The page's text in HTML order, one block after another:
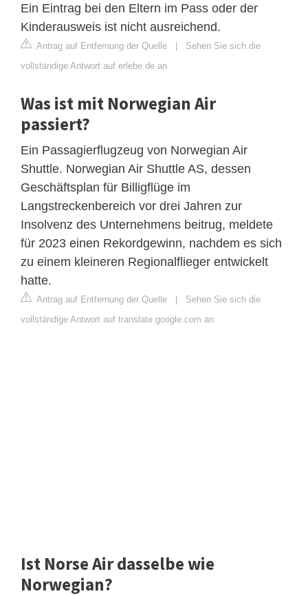
Ein Eintrag bei den Eltern im Pass oder der
Kinderausweis ist nicht ausreichend.
Antrag auf Entfernung der Quelle | Sehen Sie sich die
vollständige Antwort auf erlebe.de an
Was ist mit Norwegian Air
passiert?
Ein Passagierflugzeug von Norwegian Air
Shuttle. Norwegian Air Shuttle AS, dessen
Geschäftsplan für Billigflüge im
Langstreckenbereich vor drei Jahren zur
Insolvenz des Unternehmens beitrug, meldete
für 2023 einen Rekordgewinn, nachdem es sich
zu einem kleineren Regionalflieger entwickelt
hatte.
Antrag auf Entfernung der Quelle | Sehen Sie sich die
vollständige Antwort auf translate.google.com an
Ist Norse Air dasselbe wie
Norwegian?